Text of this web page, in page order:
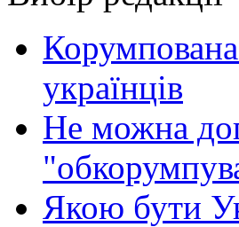
Корумпована
українців
Не можна
Якою бути